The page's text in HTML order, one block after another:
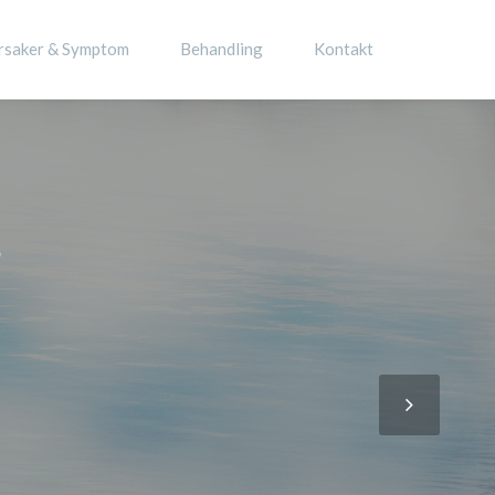
& Symptom Behandling Kontakt